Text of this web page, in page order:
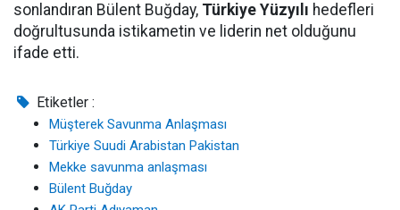
sonlandıran Bülent Buğday, Türkiye Yüzyılı hedefleri
doğrultusunda istikametin ve liderin net olduğunu
ifade etti.
Etiketler :
Müşterek Savunma Anlaşması
Türkiye Suudi Arabistan Pakistan
Mekke savunma anlaşması
Bülent Buğday